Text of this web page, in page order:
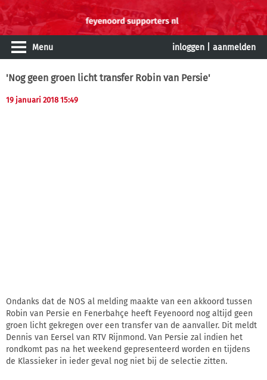
Menu inloggen aanmelden
'Nog geen groen licht transfer Robin van Persie'
19 januari 2018 15:49
Ondanks dat de NOS al melding maakte van een akkoord tussen
Robin van Persie en Fenerbahçe heeft Feyenoord nog altijd geen
groen licht gekregen over een transfer van de aanvaller. Dit meldt
Dennis van Eersel van RTV Rijnmond. Van Persie zal indien het
rondkomt pas na het weekend gepresenteerd worden en tijdens
de Klassieker in ieder geval nog niet bij de selectie zitten.